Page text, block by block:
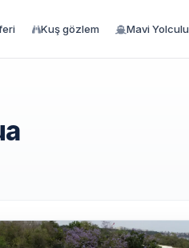
Kuş gözlem Mavi